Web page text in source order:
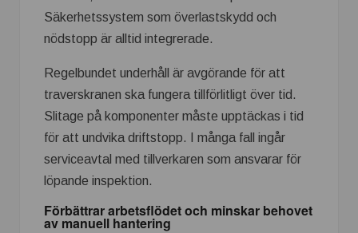
Säkerhetssystem som överlastskydd och
nödstopp är alltid integrerade.
Regelbundet underhåll är avgörande för att
traverskranen ska fungera tillförlitligt över tid.
Slitage på komponenter måste upptäckas i tid
för att undvika driftstopp. I många fall ingår
serviceavtal med tillverkaren som ansvarar för
löpande inspektion.
Förbättrar arbetsflödet och minskar behovet
av manuell hantering